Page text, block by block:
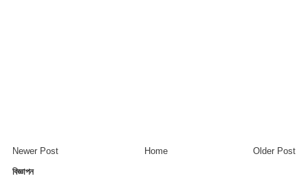
Newer Post Older Post
Home
বিজ্ঞাপন